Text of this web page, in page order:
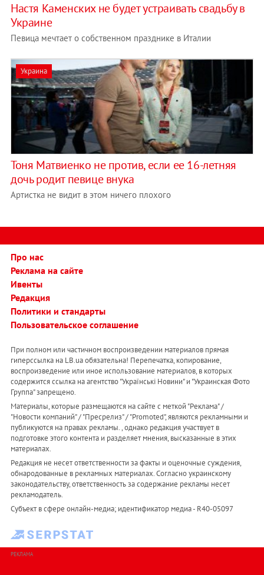
Настя Каменских не будет устраивать свадьбу в
Украине
Певица мечтает о собственном празднике в Италии
Украина
Тоня Матвиенко не против, если ее 16-летняя
дочь родит певице внука
Артистка не видит в этом ничего плохого
Про нас
Реклама на сайте
Ивенты
Редакция
Политики и стандарты
Пользовательское соглашение
При полном или частичном воспроизведении материалов прямая
гиперссылка на LB.ua обязательна! Перепечатка, копирование,
воспроизведение или иное использование материалов, в которых
содержится ссылка на агентство "Українськi Новини" и "Украинская Фото
Группа" запрещено.
Материалы, которые размещаются на сайте с меткой "Реклама" /
"Новости компаний" / "Пресрелиз" / "Promoted", являются рекламными и
публикуются на правах рекламы. , однако редакция участвует в
подготовке этого контента и разделяет мнения, высказанные в этих
материалах.
Редакция не несет ответственности за факты и оценочные суждения,
обнародованные в рекламных материалах. Согласно украинскому
законодательству, ответственность за содержание рекламы несет
рекламодатель.
Субъект в сфере онлайн-медиа; идентификатор медиа - R40-05097
РЕКЛАМА